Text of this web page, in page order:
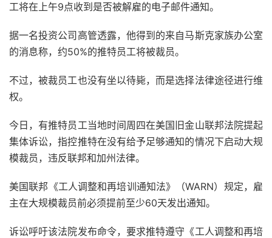
工将在上午9点收到是否被解雇的电子邮件通知。
据一名投资公司高管透露，他得到的来自马斯克家族办公室
的消息称，约50%的推特员工将被裁员。
不过，被裁员工也没有坐以待毙，而是选择法律途径进行维
权。
今日，有推特员工当地时间周四在美国旧金山联邦法院提起
集体诉讼，指控推特在没有给予足够通知的情况下启动大规
模裁员，违反联邦和加州法律。
美国联邦《工人调整和再培训通知法》（WARN）规定，雇
主在大规模裁员前必须提前至少60天发出通知。
诉讼呼吁该法院发布命令，要求推特遵守《工人调整和再培